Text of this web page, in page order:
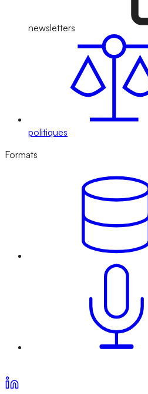
newsletters
politiques
Formats